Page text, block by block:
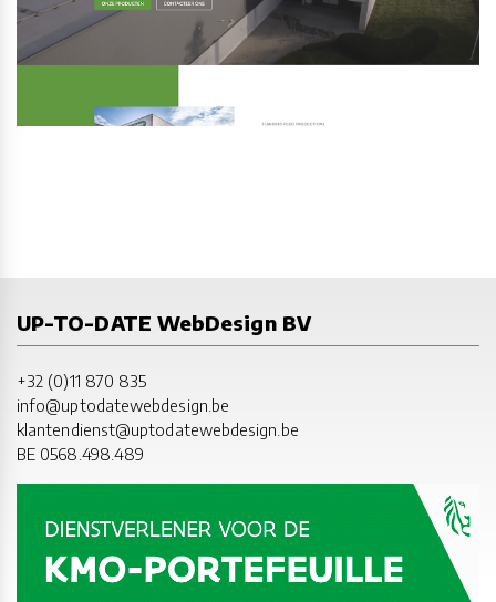
UP-TO-DATE WebDesign BV
+32 (0)11 870 835
info@uptodatewebdesign.be
klantendienst@uptodatewebdesign.be
BE 0568.498.489